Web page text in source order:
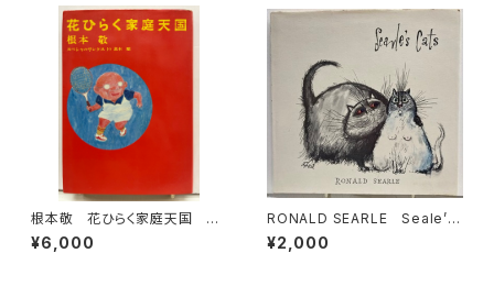
根本敬 花ひらく家庭天国 絵
入りサイン 1983年 初版
青林堂
¥6,000
RONALD SEARLE Seale’s
Cats 1967年初版の1973年
４刷 DENNIS DOBSON
¥2,000